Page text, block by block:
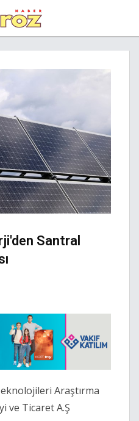
Santral
Araştırma
ve Ticaret A.Ş